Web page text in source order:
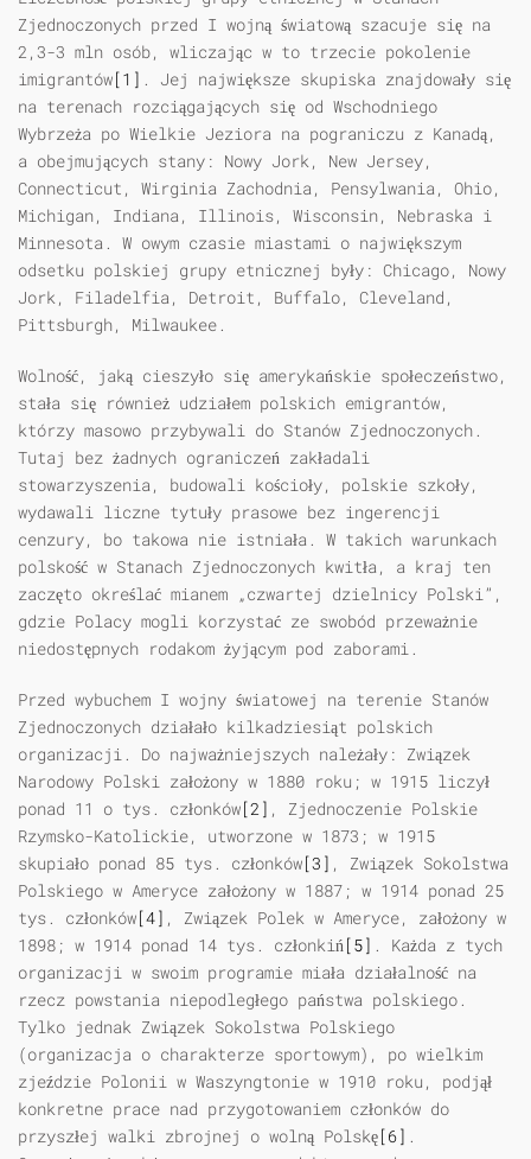
Zjednoczonych przed I wojną światową szacuje się na
2,3-3 mln osób, wliczając w to trzecie pokolenie
imigrantów[1] . Jej największe skupiska znajdowały się
na terenach rozciągających się od Wschodniego
Wybrzeża po Wielkie Jeziora na pograniczu z Kanadą,
a obejmujących stany: Nowy Jork, New Jersey,
Connecticut, Wirginia Zachodnia, Pensylwania, Ohio,
Michigan, Indiana, Illinois, Wisconsin, Nebraska i
Minnesota. W owym czasie miastami o największym
odsetku polskiej grupy etnicznej były: Chicago, Nowy
Jork, Filadelfia, Detroit, Buffalo, Cleveland,
Pittsburgh, Milwaukee.
Wolność, jaką cieszyło się amerykańskie społeczeństwo,
stała się również udziałem polskich emigrantów,
którzy masowo przybywali do Stanów Zjednoczonych.
Tutaj bez żadnych ograniczeń zakładali
stowarzyszenia, budowali kościoły, polskie szkoły,
wydawali liczne tytuły prasowe bez ingerencji
cenzury, bo takowa nie istniała. W takich warunkach
polskość w Stanach Zjednoczonych kwitła, a kraj ten
zaczęto określać mianem „czwartej dzielnicy Polski”,
gdzie Polacy mogli korzystać ze swobód przeważnie
niedostępnych rodakom żyjącym pod zaborami.
Przed wybuchem I wojny światowej na terenie Stanów
Zjednoczonych działało kilkadziesiąt polskich
organizacji. Do najważniejszych należały: Związek
Narodowy Polski założony w 1880 roku; w 1915 liczył
ponad 11 o tys. członków[2] , Zjednoczenie Polskie
Rzymsko-Katolickie, utworzone w 1873; w 1915
skupiało ponad 85 tys. członków[3] , Związek Sokolstwa
Polskiego w Ameryce założony w 1887; w 1914 ponad 25
tys. członków[4] , Związek Polek w Ameryce, założony w
1898; w 1914 ponad 14 tys. członkiń[5] . Każda z tych
organizacji w swoim programie miała działalność na
rzecz powstania niepodległego państwa polskiego.
Tylko jednak Związek Sokolstwa Polskiego
(organizacja o charakterze sportowym), po wielkim
zjeździe Polonii w Waszyngtonie w 1910 roku, podjął
konkretne prace nad przygotowaniem członków do
przyszłej walki zbrojnej o wolną Polskę[6] .